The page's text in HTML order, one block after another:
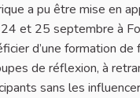
a pu être mise en
et 25 septembre à
d’une formation
de réflexion, à
sans les